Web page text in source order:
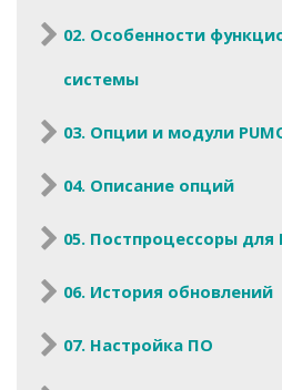
02. Особенности
системы
03. Опции и модули
04. Описание опций
05. Постпроцессоры для
06. История обновлений
07. Настройка ПО